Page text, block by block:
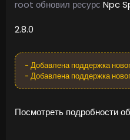
root обновил ресурс Npc
2.8.0
- Добавлена поддержка
- Добавлена поддержка
Посмотреть подробности